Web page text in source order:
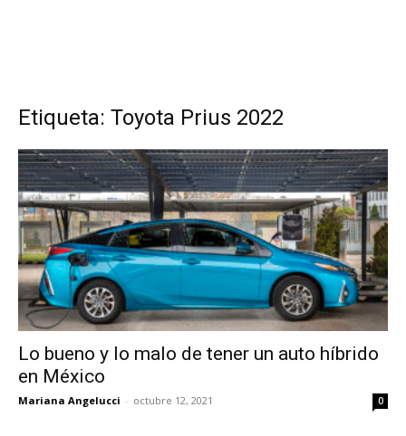
Etiqueta: Toyota Prius 2022
Lo bueno y lo malo de tener un auto híbrido
en México
Mariana Angelucci - octubre 12, 2021 0